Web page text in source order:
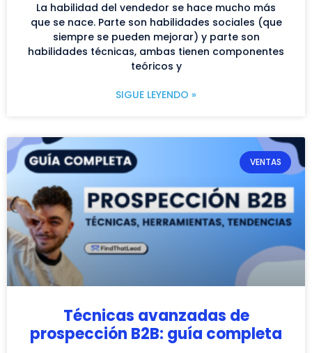
La habilidad del vendedor se hace mucho más
que se nace. Parte son habilidades sociales (que
siempre se pueden mejorar) y parte son
habilidades técnicas, ambas tienen componentes
teóricos y
SIGUE LEYENDO »
VENTAS
Técnicas avanzadas de
prospección B2B: guía completa